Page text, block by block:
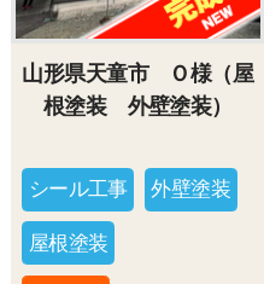
山形県天童市 Ｏ様（屋
根塗装 外壁塗装）
シール工事 外壁塗装
屋根塗装